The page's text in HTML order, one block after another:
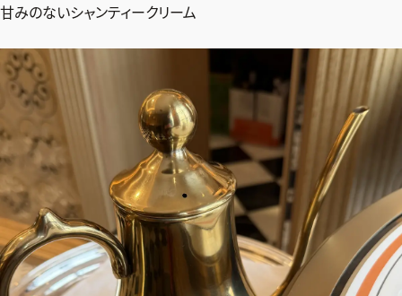
甘みのないシャンティークリーム